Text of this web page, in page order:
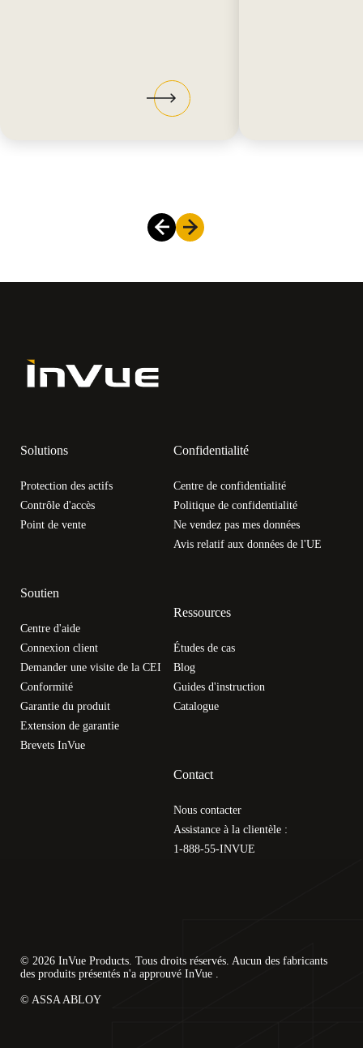
Solutions
Protection des actifs
Contrôle d'accès
Point de vente
Soutien
Centre d'aide
Connexion client
Demander une visite de la CEI
Conformité
Garantie du produit
Extension de garantie
Brevets InVue
Confidentialité
Centre de confidentialité
Politique de confidentialité
Ne vendez pas mes données
Avis relatif aux données de l'UE
Ressources
Études de cas
Blog
Guides d'instruction
Catalogue
Contact
Nous contacter
Assistance à la clientèle :
1-888-55-INVUE
© 2026 InVue Products. Tous droits réservés. Aucun des fabricants
des produits présentés n'a approuvé InVue .
© ASSA ABLOY